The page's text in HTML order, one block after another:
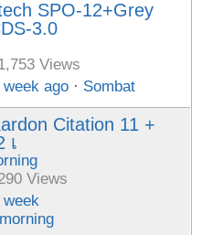
SPO-12+Grey
3.0
Views
week ago · Sombat
Citation 11 +
เ
Views
week